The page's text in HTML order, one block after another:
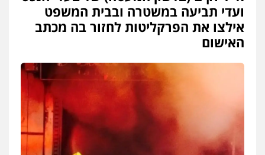
ועדי תביעה במשטרה ובבית המשפט
אילצו את הפרקליטות לחזור בה מכתב
האישום